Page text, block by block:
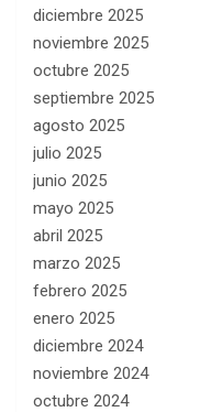
diciembre 2025
noviembre 2025
octubre 2025
septiembre 2025
agosto 2025
julio 2025
junio 2025
mayo 2025
abril 2025
marzo 2025
febrero 2025
enero 2025
diciembre 2024
noviembre 2024
octubre 2024